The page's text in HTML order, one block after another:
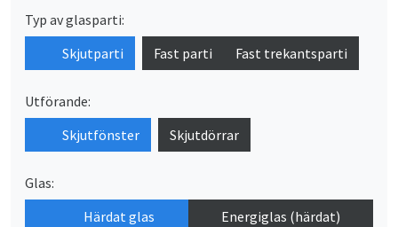
Typ av glasparti:
Skjutparti
Fast parti Fast trekantsparti
Utförande:
Skjutfönster
Skjutdörrar
Glas:
Härdat glas
Energiglas (härdat)